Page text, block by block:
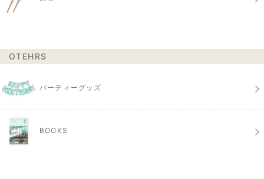
OTEHRS
パーティーグッズ
BOOKS